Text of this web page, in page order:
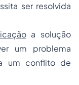
ser resolvida
a solução
um problema
um conflito de